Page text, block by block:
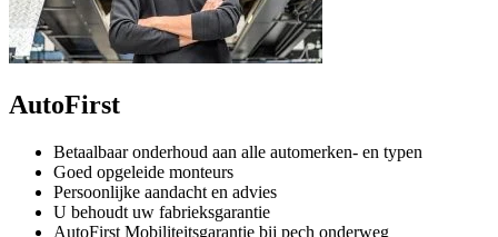
AutoFirst
Betaalbaar onderhoud aan alle automerken- en typen
Goed opgeleide monteurs
Persoonlijke aandacht en advies
U behoudt uw fabrieksgarantie
AutoFirst Mobiliteitsgarantie bij pech onderweg